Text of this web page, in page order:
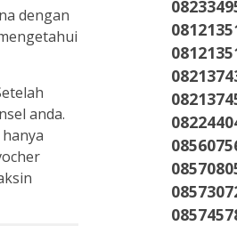
dengan
anda.